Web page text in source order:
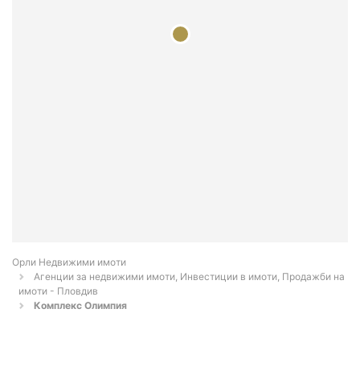
Орли Недвижими имоти
Агенции за недвижими имоти, Инвестиции в имоти, Продажби на
имоти - Пловдив
Комплекс Олимпия